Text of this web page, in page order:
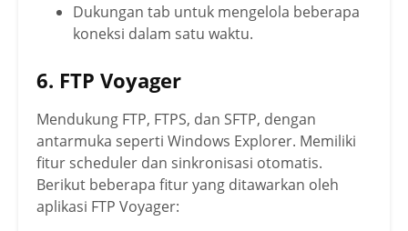
Dukungan tab untuk mengelola beberapa
koneksi dalam satu waktu.
6. FTP Voyager
Mendukung FTP, FTPS, dan SFTP, dengan
antarmuka seperti Windows Explorer. Memiliki
fitur scheduler dan sinkronisasi otomatis.
Berikut beberapa fitur yang ditawarkan oleh
aplikasi FTP Voyager: